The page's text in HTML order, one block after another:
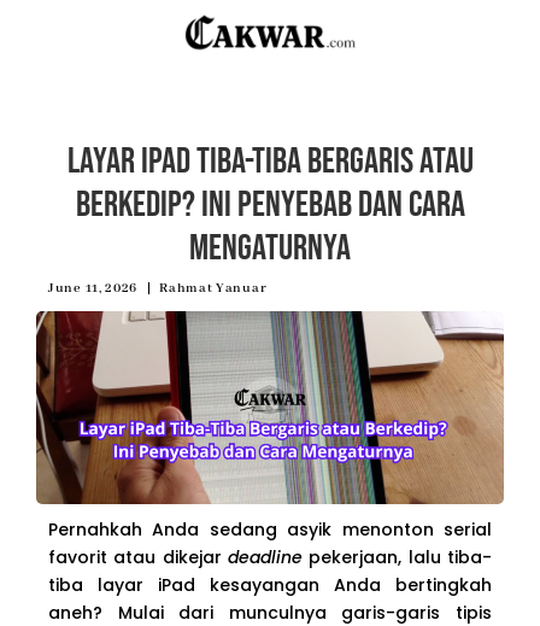
Layar iPad Tiba-Tiba Bergaris atau
Berkedip? Ini Penyebab dan Cara
Mengaturnya
June 11, 2026 Rahmat Yanuar
Pernahkah Anda sedang asyik menonton serial
favorit atau dikejar deadline pekerjaan, lalu tiba-
tiba layar iPad kesayangan Anda bertingkah
aneh? Mulai dari munculnya garis-garis tipis